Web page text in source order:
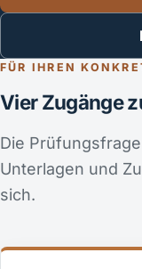
FÜR IHREN
Vier Zugänge
Die
Unterlagen und
sich.